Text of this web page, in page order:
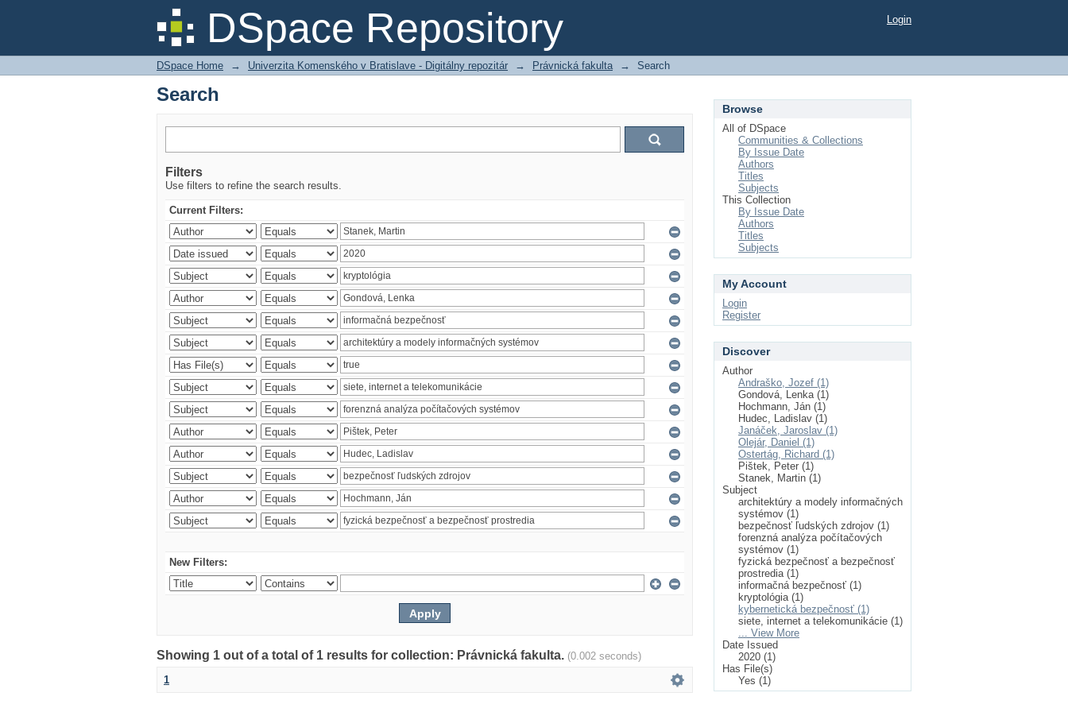
DSpace Repository
Search Login
DSpace Home → Univerzita Komenského v Bratislave - Digitálny repozitár → Právnická fakulta → Search
Search
Filters
Use filters to refine the search results.
Current Filters:
New Filters:
Showing 1 out of a total of 1 results for collection: Právnická fakulta. (0.002 seconds)
1
Browse
All of DSpace
Communities & Collections
By Issue Date
Authors
Titles
Subjects
This Collection
By Issue Date
Authors
Titles
Subjects
My Account
Login
Register
Discover
Author
Andraško, Jozef (1)
Gondová, Lenka (1)
Hochmann, Ján (1)
Hudec, Ladislav (1)
Janáček, Jaroslav (1)
Olejár, Daniel (1)
Ostertág, Richard (1)
Pištek, Peter (1)
Stanek, Martin (1)
Subject
architektúry a modely informačných
systémov (1)
bezpečnosť ľudských zdrojov (1)
forenzná analýza počítačových
systémov (1)
fyzická bezpečnosť a bezpečnosť
prostredia (1)
informačná bezpečnosť (1)
kryptológia (1)
kybernetická bezpečnosť (1)
siete, internet a telekomunikácie (1)
... View More
Date Issued
2020 (1)
Has File(s)
Yes (1)